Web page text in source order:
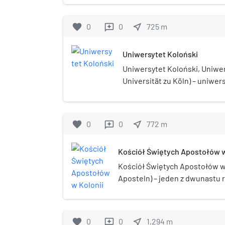
favorite 0 reviews 0 near_me 725 m
Uniwersytet Koloński
Uniwersytet Koloński,
Universität zu Köln) –
Jest członkiem
favorite 0 reviews 0 near_me 772 m
Kościół Świętych Apostołów
Kościół Świętych Apostołów
Aposteln) – jeden z dwunastu
zachodniej części Starego
favorite 0 reviews 0 near_me 1,294 m